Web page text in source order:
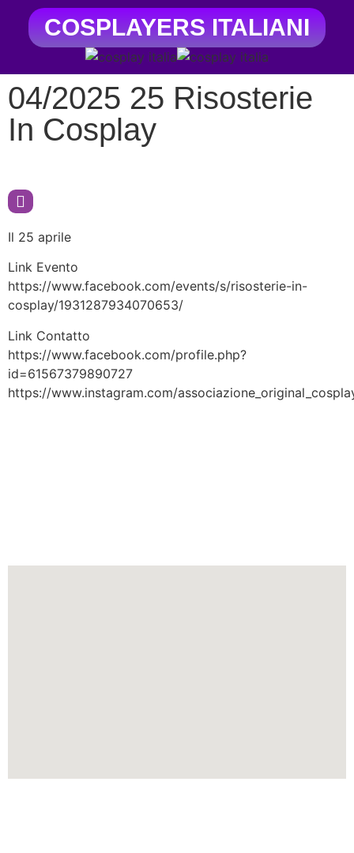
COSPLAYERS ITALIANI
04/2025 25 Risosterie
In Cosplay
Il 25 aprile
Link Evento
https://www.facebook.com/events/s/risosterie-in-
cosplay/1931287934070653/
Link Contatto
https://www.facebook.com/profile.php?
id=61567379890727
https://www.instagram.com/